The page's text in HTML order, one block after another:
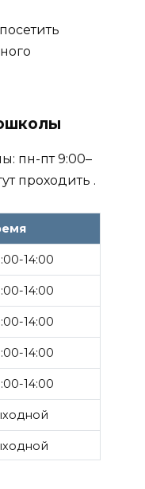
пн-пт 9:00–
проходить .
14:00
14:00
14:00
14:00
14:00